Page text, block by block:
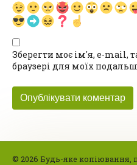
Зберегти моє ім'я, e-mail,
браузері для моїх
© 2026 Будь-яке копіювання,